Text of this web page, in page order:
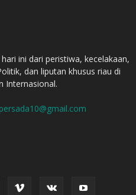
ini dari peristiwa, kecelakaan,
dan liputan khusus riau di
Internasional.